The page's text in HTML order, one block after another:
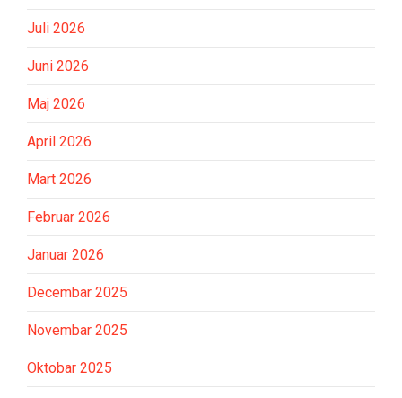
Juli 2026
Juni 2026
Maj 2026
April 2026
Mart 2026
Februar 2026
Januar 2026
Decembar 2025
Novembar 2025
Oktobar 2025